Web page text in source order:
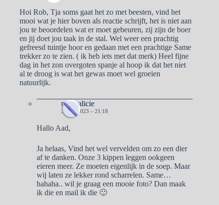
Hoi Rob, Tja soms gaat het zo met beesten, vind het
mooi wat je hier boven als reactie schrijft, het is niet aan
jou te beoordelen wat er moet gebeuren, zij zijn de boer
en jij doet jou taak in de stal. Wel weer een prachtig
gefreesd tuintje hoor en gedaan met een prachtige Same
trekker zo te zien. ( ik heb iets met dat merk) Heel fijne
dag in het zon overgoten spanje al hoop ik dat het niet
al te droog is wat het gewas moet wel groeien
natuurlijk.
naargalicie
2 MEI 2023 – 21:18
Hallo Aad,
Ja helaas, Vind het wel vervelden om zo een dier
af te danken. Onze 3 kippen leggen ookgeen
eieren meer. Ze moeten eigenlijk in de soep. Maar
wij laten ze lekker rond scharrelen. Same…
hahaha.. wil je graag een mooie foto? Dan maak
ik die en mail ik die 🙂